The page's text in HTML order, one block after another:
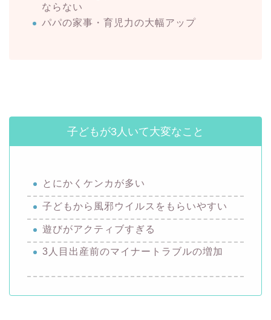
ならない
パパの家事・育児力の大幅アップ
子どもが3人いて大変なこと
とにかくケンカが多い
子どもから風邪ウイルスをもらいやすい
遊びがアクティブすぎる
3人目出産前のマイナートラブルの増加